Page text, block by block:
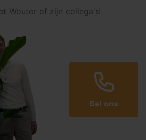
Wouter of zijn collega's!
Bel ons